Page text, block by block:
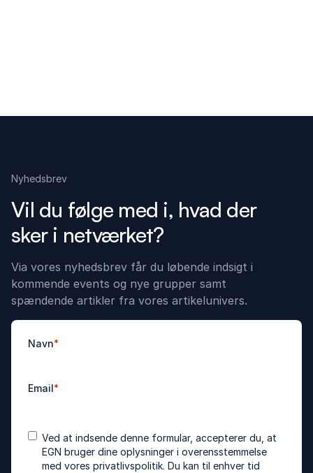
Nyhedsbrev
Vil du følge med i, hvad der
sker i netværket?
Via vores nyhedsbrev får du løbende indsigt i
kommende events og nye grupper samt
spændende artikler fra vores artikelunivers.
Navn*
Email*
Accepter
betingelser
*
Ved at indsende denne formular, accepterer du, at
EGN bruger dine oplysninger i overensstemmelse
med vores privatlivspolitik. Du kan til enhver tid